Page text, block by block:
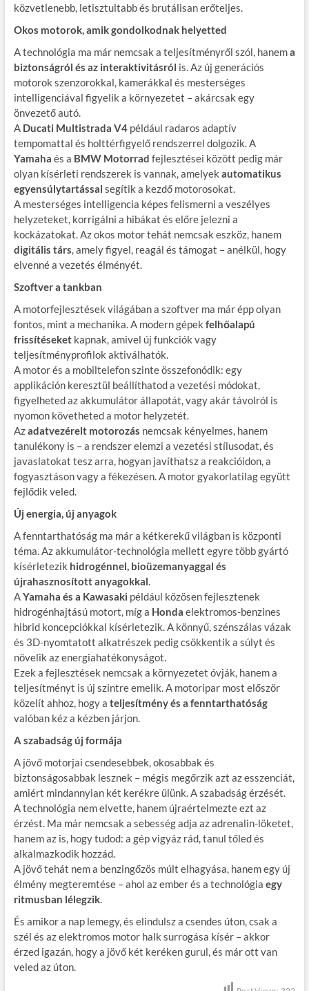
közvetlenebb, letisztultabb és brutálisan erőteljes.
Okos motorok, amik gondolkodnak helyetted
A technológia ma már nemcsak a teljesítményről szól, hanema
biztonságról és az interaktivitásról is. Az új generációs
motorok szenzorokkal, kamerákkal és mesterséges
intelligenciával figyelik a környezetet – akárcsak egy
önvezető autó.
A Ducati Multistrada V4például radaros adaptív
tempomattal és holttérfigyelő rendszerrel dolgozik. A
Yamaha és a BMW Motorrad fejlesztései között pedig már
olyan kísérleti rendszerek is vannak, amelyek automatikus
egyensúlytartással segítik a kezdő motorosokat.
A mesterséges intelligencia képes felismerni a veszélyes
helyzeteket, korrigálni a hibákat és előre jelezni a
kockázatokat. Az okos motor tehát nemcsak eszköz, hanem
digitális társ, amely figyel, reagál és támogat – anélkül, hogy
elvenné a vezetés élményét.
Szoftver a tankban
A motorfejlesztések világában a szoftver ma már épp olyan
fontos, mint a mechanika. A modern gépek felhőalapú
frissítéseketkapnak, amivel új funkciók vagy
teljesítményprofilok aktiválhatók.
A motor és a mobiltelefon szinte összefonódik: egy
applikáción keresztül beállíthatod a vezetési módokat,
figyelheted az akkumulátor állapotát, vagy akár távolról is
nyomon követheted a motor helyzetét.
Azadatvezérelt motorozás nemcsak kényelmes, hanem
tanulékony is – a rendszer elemzi a vezetési stílusodat, és
javaslatokat tesz arra, hogyan javíthatsz a reakcióidon, a
fogyasztáson vagy a fékezésen. A motor gyakorlatilag együtt
fejlődik veled.
Új energia, új anyagok
A fenntarthatóság ma már a kétkerekű világban is központi
téma. Az akkumulátor-technológia mellett egyre több gyártó
kísérletezik hidrogénnel, bioüzemanyaggal és
újrahasznosított anyagokkal.
AYamaha és a Kawasaki például közösen fejlesztenek
hidrogénhajtású motort, míg a Honda elektromos-benzines
hibrid koncepciókkal kísérletezik. A könnyű, szénszálas vázak
és 3D-nyomtatott alkatrészek pedig csökkentik a súlyt és
növelik az energiahatékonyságot.
Ezek a fejlesztések nemcsak a környezetet óvják, hanem a
teljesítményt is új szintre emelik. A motoripar most először
közelít ahhoz, hogy a teljesítmény és a fenntarthatóság
valóban kéz a kézben járjon.
A szabadság új formája
A jövő motorjai csendesebbek, okosabbak és
biztonságosabbak lesznek – mégis megőrzik azt az esszenciát,
amiért mindannyian két kerékre ülünk. A szabadság érzését.
A technológia nem elvette, hanem újraértelmezte ezt az
érzést. Ma már nemcsak a sebesség adja az adrenalin-löketet,
hanem az is, hogy tudod: a gép vigyáz rád, tanul tőled és
alkalmazkodik hozzád.
A jövő tehát nem a benzingőzös múlt elhagyása, hanem egy új
élmény megteremtése – ahol az ember és a technológia egy
ritmusban lélegzik.
És amikor a nap lemegy, és elindulsz a csendes úton, csak a
szél és az elektromos motor halk surrogása kísér – akkor
érzed igazán, hogy a jövő két keréken gurul, és már ott van
veled az úton.